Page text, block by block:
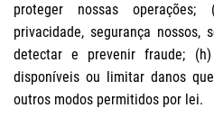
proteger nossas
privacidade, segurança
detectar e prevenir fraude;
disponíveis ou limitar danos
outros modos permitidos por lei.